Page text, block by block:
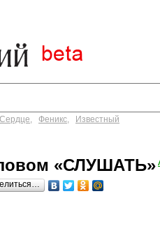
Сердце, Феникс, Известный
«СЛУШАТЬ»